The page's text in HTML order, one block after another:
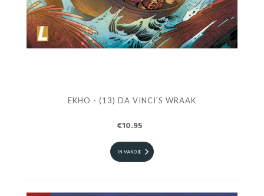
EKHO - (13) DA VINCI'S WRAAK
€10.95
IN MANDJE